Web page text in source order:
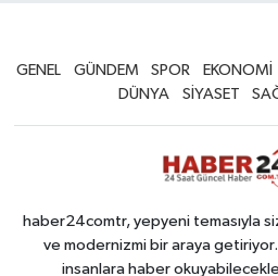
GENEL GÜNDEM SPOR EKONOMİ
DÜNYA
SİYASET
haber24comtr, yepyeni temasıyla
ve modernizmi bir araya
insanlara haber